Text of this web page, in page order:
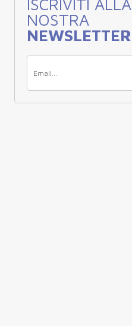
ISCRIVITI ALLA
NOSTRA
NEWSLETTER